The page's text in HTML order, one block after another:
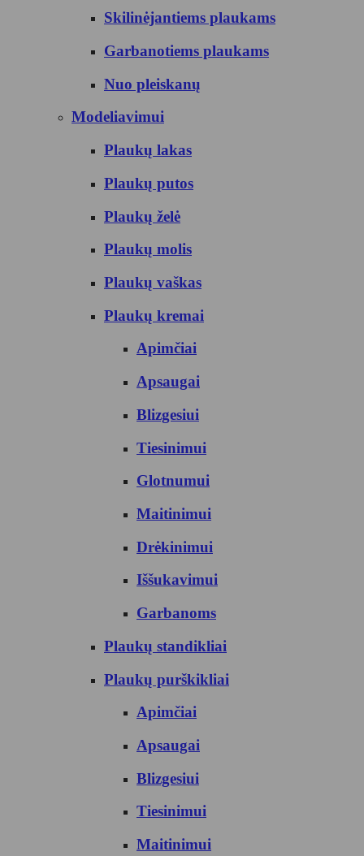
Skilinėjantiems plaukams
Garbanotiems plaukams
Nuo pleiskanų
Modeliavimui
Plaukų lakas
Plaukų putos
Plaukų želė
Plaukų molis
Plaukų vaškas
Plaukų kremai
Apimčiai
Apsaugai
Blizgesiui
Tiesinimui
Glotnumui
Maitinimui
Drėkinimui
Iššukavimui
Garbanoms
Plaukų standikliai
Plaukų purškikliai
Apimčiai
Apsaugai
Blizgesiui
Tiesinimui
Maitinimui